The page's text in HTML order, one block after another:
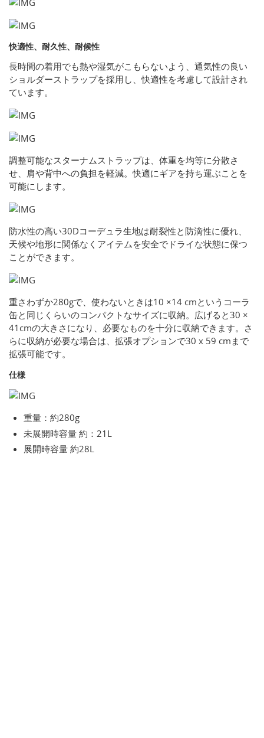
快適性、耐久性、耐候性
長時間の着用でも熱や湿気がこもらないよう、通気性の良い
ショルダーストラップを採用し、快適性を考慮して設計され
ています。
調整可能なスターナムストラップは、体重を均等に分散さ
せ、肩や背中への負担を軽減。快適にギアを持ち運ぶことを
可能にします。
防水性の高い30Dコーデュラ生地は耐裂性と防滴性に優れ、
天候や地形に関係なくアイテムを安全でドライな状態に保つ
ことができます。
重さわずか280gで、使わないときは10 ×14 cmというコーラ
缶と同じくらいのコンパクトなサイズに収納。広げると30 ×
41cmの大きさになり、必要なものを十分に収納できます。さ
らに収納が必要な場合は、拡張オプションで30 x 59 cmまで
拡張可能です。
仕様
重量：約280g
未展開時容量 約：21L
展開時容量 約28L